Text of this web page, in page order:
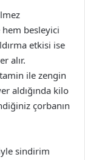
hem besleyici
etkisi ise
alır.
ile zengin
aldığında kilo
çorbanın
sindirim